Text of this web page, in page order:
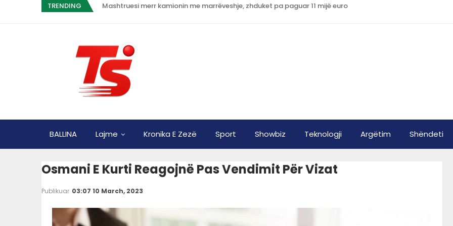
TRENDING Mashtruesi merr kamionin me marrëveshje, zhduket pa paguar 11 mijë euro
BALLINA Lajme Kronika E Zezë Sport Showbiz Teknologji Argëtim Shëndeti
Osmani E Kurti Reagojnë Pas Vendimit Për Vizat
Publikuar 03:07 10 March, 2023